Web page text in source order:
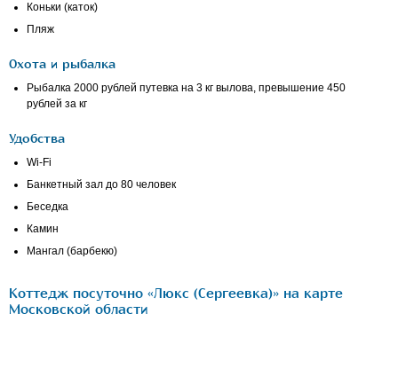
Коньки (каток)
Пляж
Охота и рыбалка
Рыбалка 2000 рублей путевка на 3 кг вылова, превышение 450
рублей за кг
Удобства
Wi-Fi
Банкетный зал до 80 человек
Беседка
Камин
Мангал (барбекю)
Коттедж посуточно «Люкс (Сергеевка)» на карте
Московской области